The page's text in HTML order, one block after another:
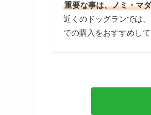
重要な事は、ノミ・マ
近くのドッグランでは
での購入をおすすめして